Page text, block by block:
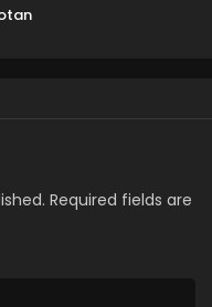
Required fields are